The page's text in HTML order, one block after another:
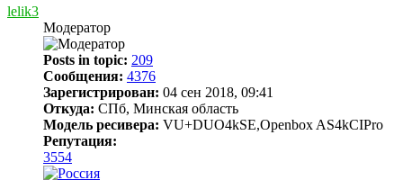
началу
lelik3
Модератор
Posts in topic: 209
Сообщения: 4376
Зарегистрирован: 04 сен 2018, 09:41
Откуда: СПб, Минская область
Модель ресивера: VU+DUO4kSE,Openbox AS4kCIPro
Репутация:
3554